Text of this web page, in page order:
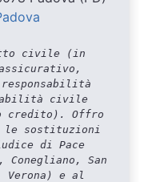
civile (in
civile
credito). Offro
le sostituzioni
di Pace
Conegliano, San
Verona) e al